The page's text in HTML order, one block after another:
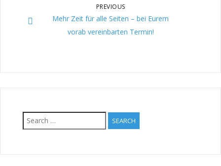
PREVIOUS
Mehr Zeit für alle Seiten – bei Eurem
vorab vereinbarten Termin!
Search
for: